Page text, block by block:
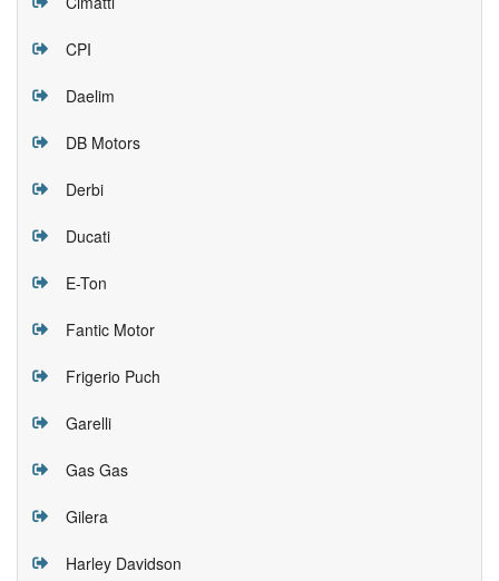
CPI
Daelim
DB Motors
Derbi
Ducati
E-Ton
Fantic Motor
Frigerio Puch
Garelli
Gas Gas
Gilera
Harley Davidson